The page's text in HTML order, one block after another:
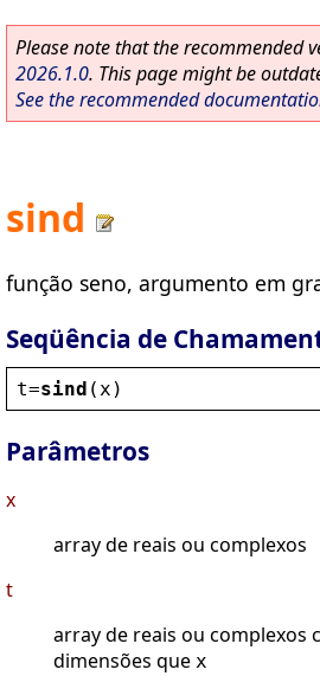
Please note that the recommended
2026.1.0. This page might be
See the recommended
sind
função seno, argumento em
Seqüência de
t=sind ( x )
Parâmetros
x
array de reais ou complexos
t
array de reais ou complexos
dimensões que x